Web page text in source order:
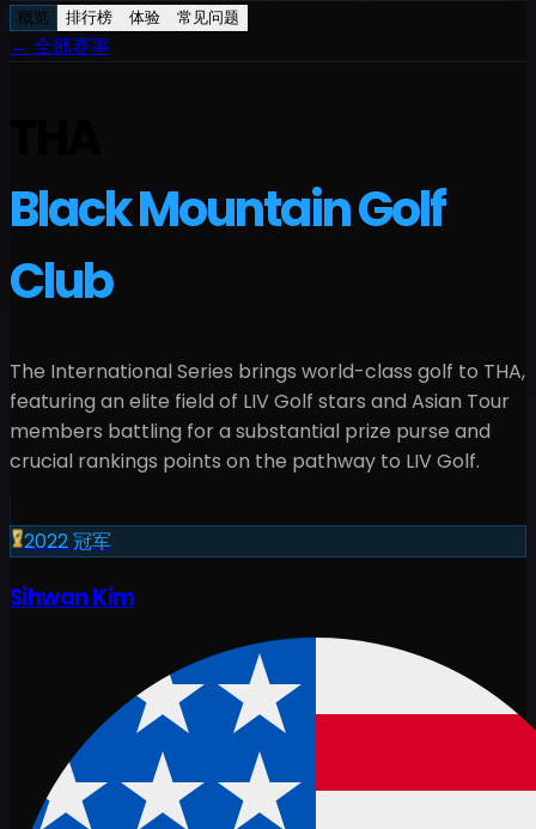
概览 排行榜 体验 常见问题
← 全部赛事
Black Mountain Golf
Club
The International Series brings world-class golf to THA,
featuring an elite field of LIV Golf stars and Asian Tour
members battling for a substantial prize purse and
crucial rankings points on the pathway to LIV Golf.
2022冠军
Sihwan Kim